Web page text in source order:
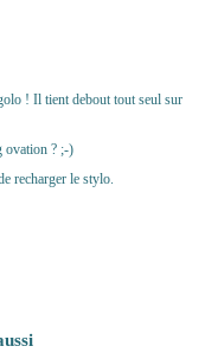
! Il tient debout tout seul sur
ovation ? ;-)
recharger le stylo.